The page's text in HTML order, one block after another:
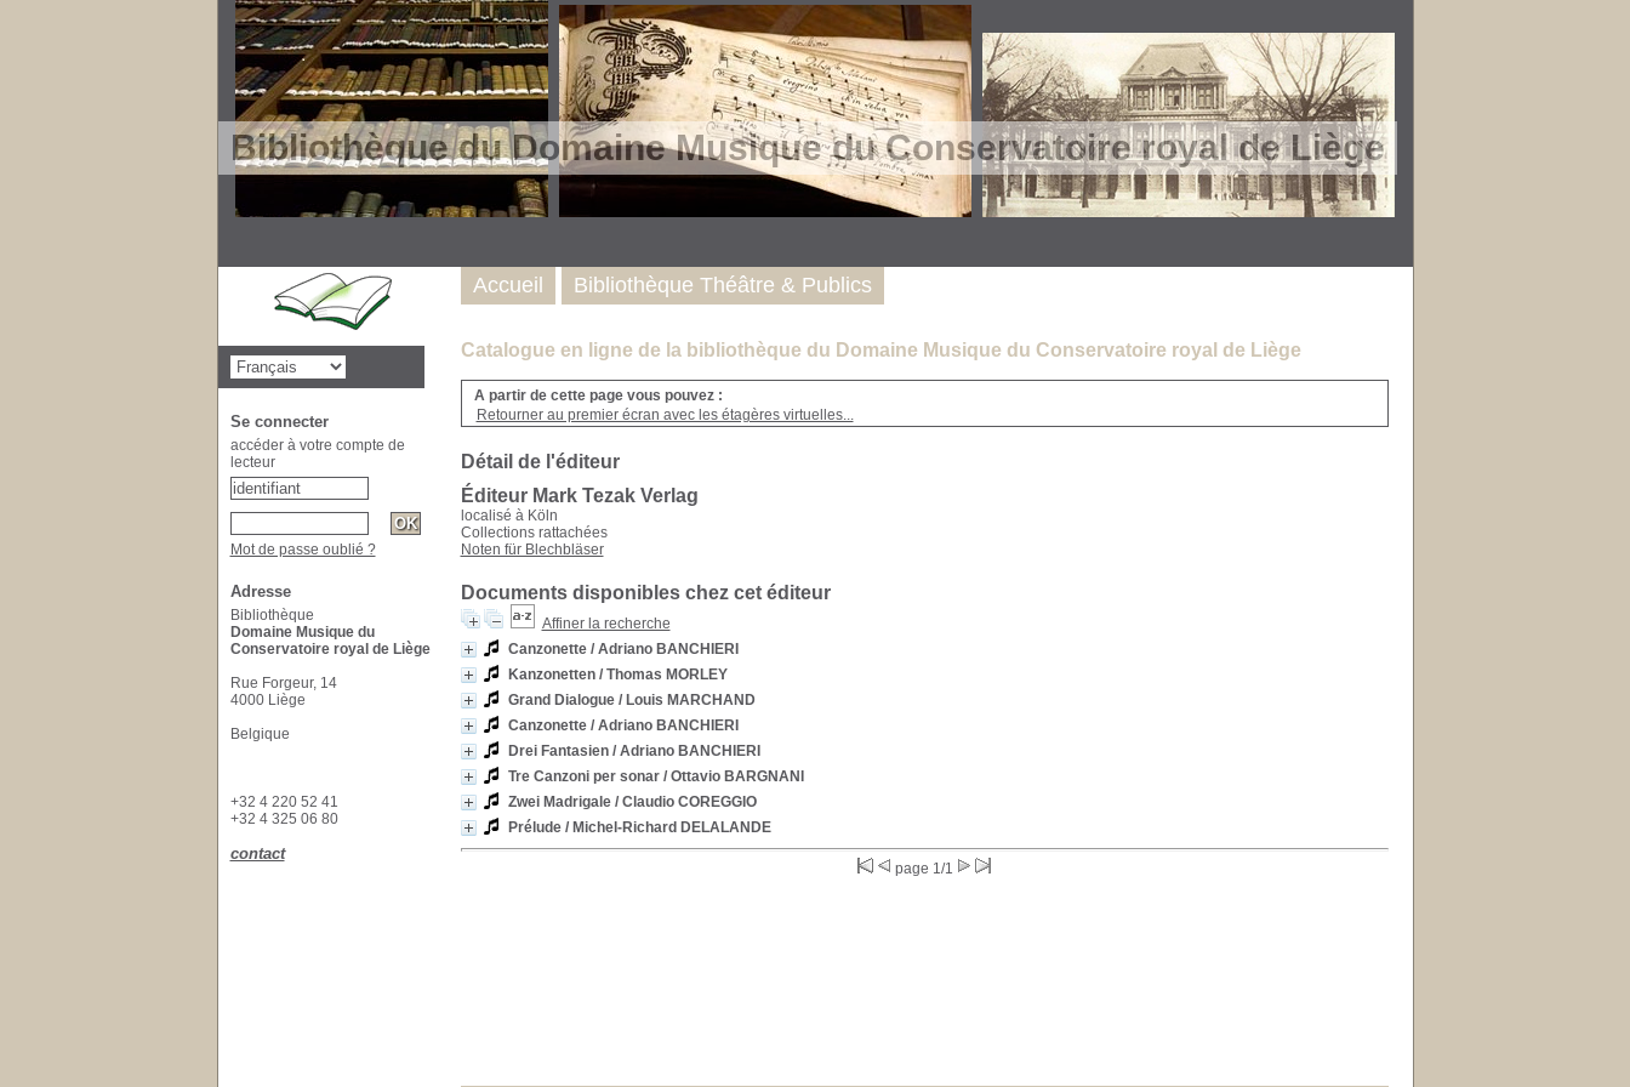
Bibliothèque du Domaine Musique du Conservatoire royal de Liège
Catalogue en ligne de la bibliothèque du Domaine Musique du Conservatoire royal de Liège
A partir de cette page vous pouvez :
Retourner au premier écran avec les étagères virtuelles...
Détail de l'éditeur
Éditeur Mark Tezak Verlag
localisé à Köln
Collections rattachées
Noten für Blechbläser
Documents disponibles chez cet éditeur
Affiner la recherche
Canzonette/ Adriano BANCHIERI
Kanzonetten/ Thomas MORLEY
Grand Dialogue/ Louis MARCHAND
Canzonette/ Adriano BANCHIERI
Drei Fantasien/ Adriano BANCHIERI
Tre Canzoni per sonar/ Ottavio BARGNANI
Zwei Madrigale/ Claudio COREGGIO
Prélude/ Michel-Richard DELALANDE
page 1/1
Accueil Bibliothèque Théâtre & Publics
Se connecter
accéder à votre compte de
lecteur
Mot de passe oublié ?
Adresse
Bibliothèque
Domaine Musique du
Conservatoire royal de Liège
Rue Forgeur, 14
4000 Liège
Belgique
+32 4 220 52 41
+32 4 325 06 80
contact